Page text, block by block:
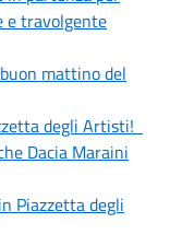
e travolgente
mattino del
degli Artisti!
Dacia Maraini
Piazzetta degli